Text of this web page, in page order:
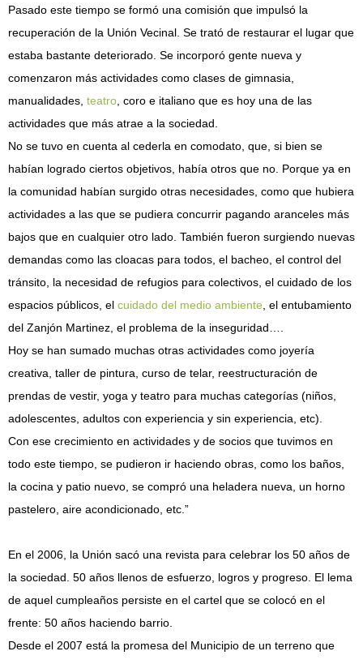
Pasado este tiempo se formó una comisión que impulsó la
recuperación de la Unión Vecinal. Se trató de restaurar el lugar que
estaba bastante deteriorado. Se incorporó gente nueva y
comenzaron más actividades como clases de gimnasia,
manualidades, teatro , coro e italiano que es hoy una de las
actividades que más atrae a la sociedad.
No se tuvo en cuenta al cederla en comodato, que, si bien se
habían logrado ciertos objetivos, había otros que no. Porque ya en
la comunidad habían surgido otras necesidades, como que hubiera
actividades a las que se pudiera concurrir pagando aranceles más
bajos que en cualquier otro lado. También fueron surgiendo nuevas
demandas como las cloacas para todos, el bacheo, el control del
tránsito , la necesidad de refugios para colectivos, el cuidado de los
espacios públicos, el cuidado del medio ambiente , el entubamiento
del Zanjón Martinez, el problema de la inseguridad….
Hoy se han sumado muchas otras actividades como joyería
creativa, taller de pintura, curso de telar, reestructuración de
prendas de vestir, yoga y teatro para muchas categorías (niños,
adolescentes, adultos con experiencia y sin experiencia, etc)
Con ese crecimiento en actividades y de socios que tuvimos en
todo este tiempo, se pudieron ir haciendo obras, como los baños,
la cocina y patio nuevo, se compró una heladera nueva, un horno
pastelero, aire acondicionado, etc.”
En el 2006, la Unión sacó una revista para celebrar los 50 años de
la sociedad. 50 años llenos de esfuerzo, logros y progreso. El lema
de aquel cumpleaños persiste en el cartel que se colocó en el
frente: 50 años haciendo barrio.
Desde el 2007 está la promesa del Municipio de un terreno que